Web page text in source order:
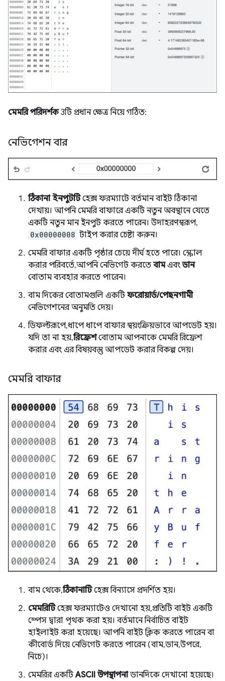
মেমরি পরিদর্শক3টি প্রধান ক্ষেত্র নিয়ে গঠিত:
নেভিগেশন বার
ঠিকানা ইনপুটটিহেক্স ফরম্যাটে বর্তমান বাইট ঠিকানা
দেখায়। আপনি মেমরি বাফারে একটি নতুন অবস্থানে যেতে
একটি নতুন মান ইনপুট করতে পারেন। উদাহরণস্বরূপ,
0x00000008 টাইপ করার চেষ্টা করুন।
মেমরি বাফার একটি পৃষ্ঠার চেয়ে দীর্ঘ হতে পারে। স্ক্রোল
করার পরিবর্তে, আপনি নেভিগেট করতে বামএবংডান
বোতাম ব্যবহার করতে পারেন।
বাম দিকের বোতামগুলি একটিফরোয়ার্ড/পেছনগামী
নেভিগেশনের অনুমতি দেয়।
ডিফল্টরূপে, ধাপে ধাপে বাফার স্বয়ংক্রিয়ভাবে আপডেট হয়।
যদি তা না হয়,রিফ্রেশবোতাম আপনাকে মেমরি রিফ্রেশ
করার এবং এর বিষয়বস্তু আপডেট করার বিকল্প দেয়।
মেমরি বাফার
বাম থেকে,ঠিকানাটিহেক্স বিন্যাসে প্রদর্শিত হয়।
মেমরিটিহেক্স ফরম্যাটেও দেখানো হয়, প্রতিটি বাইট একটি
স্পেস দ্বারা পৃথক করা হয়। বর্তমানে নির্বাচিত বাইট
হাইলাইট করা হয়েছে। আপনি বাইট ক্লিক করতে পারেন বা
কীবোর্ড দিয়ে নেভিগেট করতে পারেন (বাম, ডান, উপরে,
নিচে)।
মেমরির একটিASCII উপস্থাপনাডানদিকে দেখানো হয়েছে।